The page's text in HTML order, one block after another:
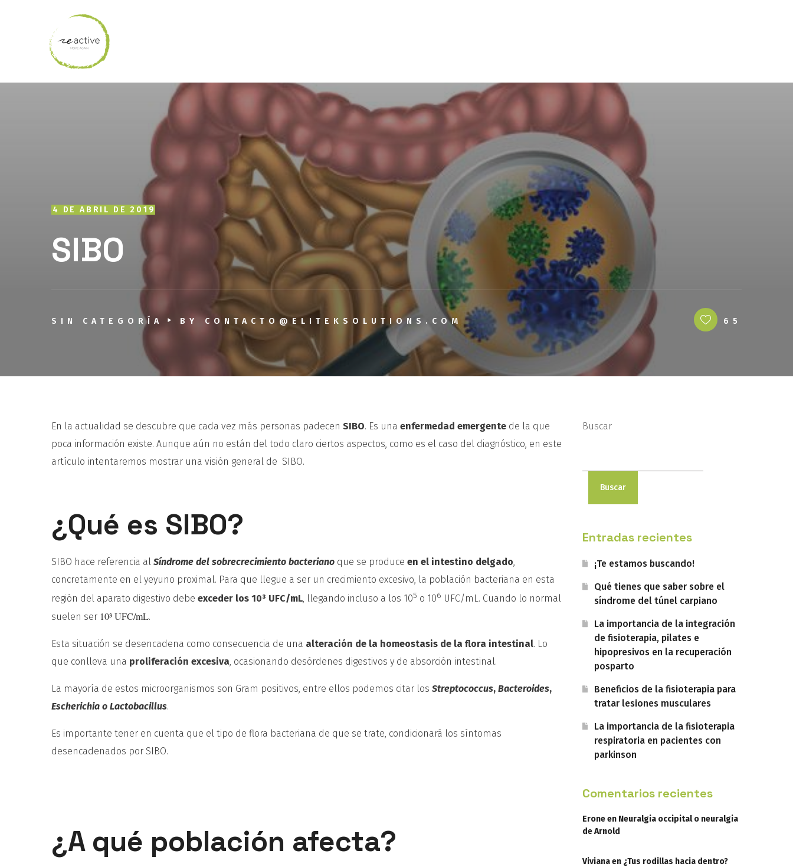
4 DE ABRIL DE 2019
SIBO
SIN CATEGORÍA BY CONTACTO@ELITEKSOLUTIONS.COM 65
En la actualidad se descubre que cada vez más personas padecen SIBO. Es una enfermedad emergente de la que
poca información existe. Aunque aún no están del todo claro ciertos aspectos, como es el caso del diagnóstico, en este
artículo intentaremos mostrar una visión general de SIBO.
¿Qué es SIBO?
SIBO hace referencia al Síndrome del sobrecrecimiento bacteriano que se produce en el intestino delgado,
concretamente en el yeyuno proximal. Para que llegue a ser un crecimiento excesivo, la población bacteriana en esta
región del aparato digestivo debe exceder los 10³ UFC/mL, llegando incluso a los 105 o 106 UFC/mL. Cuando lo normal
suelen ser 10³ UFC/mL.
Esta situación se desencadena como consecuencia de una alteración de la homeostasis de la flora intestinal. Lo
que conlleva una proliferación excesiva, ocasionando desórdenes digestivos y de absorción intestinal.
La mayoría de estos microorganismos son Gram positivos, entre ellos podemos citar los Streptococcus, Bacteroides,
Escherichia o Lactobacillus.
Es importante tener en cuenta que el tipo de flora bacteriana de que se trate, condicionará los síntomas
desencadenados por SIBO.
¿A qué población afecta?
Buscar
Buscar
Entradas recientes
¡Te estamos buscando!
Qué tienes que saber sobre el
síndrome del túnel carpiano
La importancia de la integración
de fisioterapia, pilates e
hipopresivos en la recuperación
posparto
Beneficios de la fisioterapia para
tratar lesiones musculares
La importancia de la fisioterapia
respiratoria en pacientes con
parkinson
Comentarios recientes
Eroneen Neuralgia occipital o neuralgia
de Arnold
Vivianaen ¿Tus rodillas hacia dentro?